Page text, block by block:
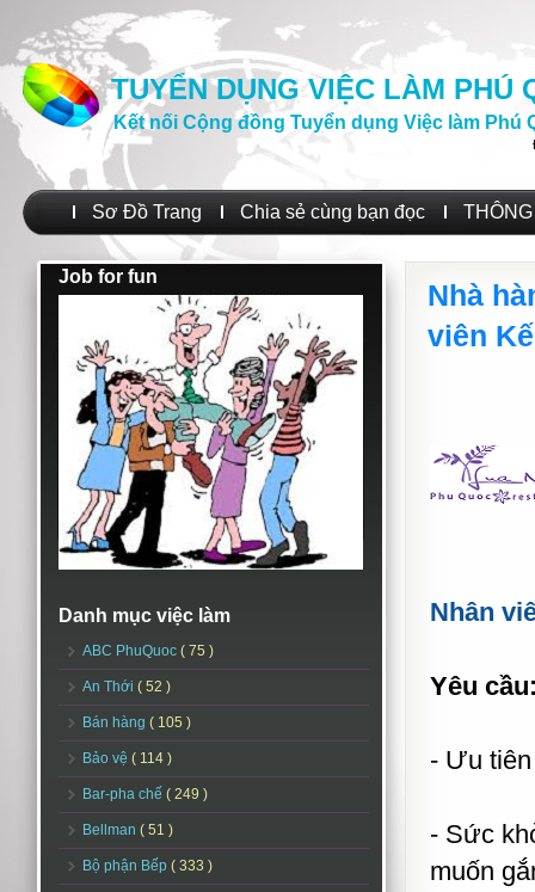
TUYỂN DỤNG VIỆC LÀM PHÚ
Kết nối Cộng đồng Tuyển dụng Việc làm Phú
Sơ Đồ Trang Chia sẻ cùng bạn đọc
Job for fun
Danh mục việc làm
ABC PhuQuoc ( 75 )
An Thới ( 52 )
Bán hàng ( 105 )
Bảo vệ ( 114 )
Bar-pha chế ( 249 )
Bellman ( 51 )
Bộ phận Bếp ( 333 )
Nhà
viên
Nhân
Yêu
- Ưu
- Sức
muốn